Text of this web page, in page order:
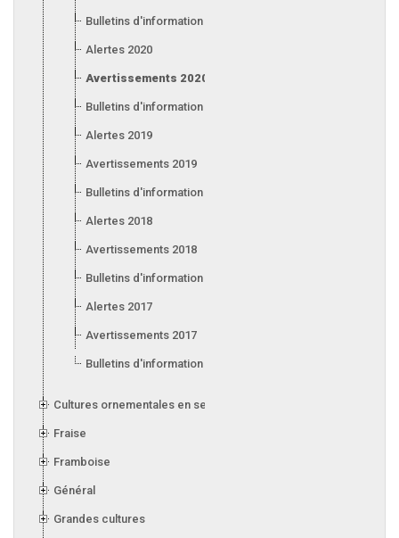
Bulletins d'information 2021
Alertes 2020
Avertissements 2020
Bulletins d'information 2020
Alertes 2019
Avertissements 2019
Bulletins d'information 2019
Alertes 2018
Avertissements 2018
Bulletins d'information 2018
Alertes 2017
Avertissements 2017
Bulletins d'information 2017
Cultures ornementales en serre
Fraise
Framboise
Général
Grandes cultures